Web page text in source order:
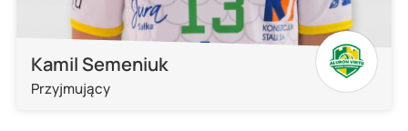
Kamil Semeniuk
Przyjmujący